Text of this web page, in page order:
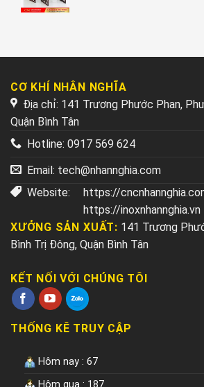
CƠ KHÍ NHÂN NGHĨA
Địa chỉ: 141 Trương Phước Phan,
Quận Bình Tân
Hotline: 0917 569 624
Email: tech@nhannghia.com
Website:
https://
https://inoxnhannghia.vn
XƯỞNG SẢN XUẤT: 141 Trương
Bình Trị Đông, Quận Bình Tân
KẾT NỐI VỚI CHÚNG TÔI
THỐNG KÊ TRUY CẬP
Hôm nay : 67
Hôm qua : 187